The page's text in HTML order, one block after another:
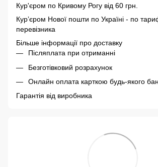
Кур'єром по Кривому Рогу від 60 грн.
Курʼєром Нової пошти по Україні - по
перевізника
Більше інформації про доставку
Післяплата при отриманні
Безготівковий розрахунок
Онлайн оплата карткою будь-якого
Гарантія від виробника